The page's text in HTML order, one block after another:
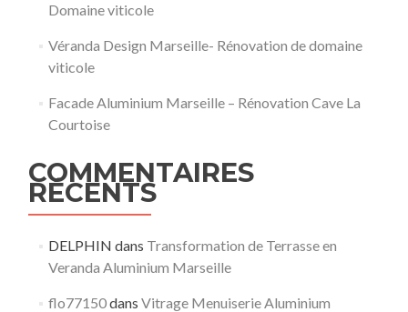
Domaine viticole
Véranda Design Marseille- Rénovation de domaine
viticole
Facade Aluminium Marseille – Rénovation Cave La
Courtoise
COMMENTAIRES
RÉCENTS
DELPHIN dans Transformation de Terrasse en
Veranda Aluminium Marseille
flo77150dans Vitrage Menuiserie Aluminium